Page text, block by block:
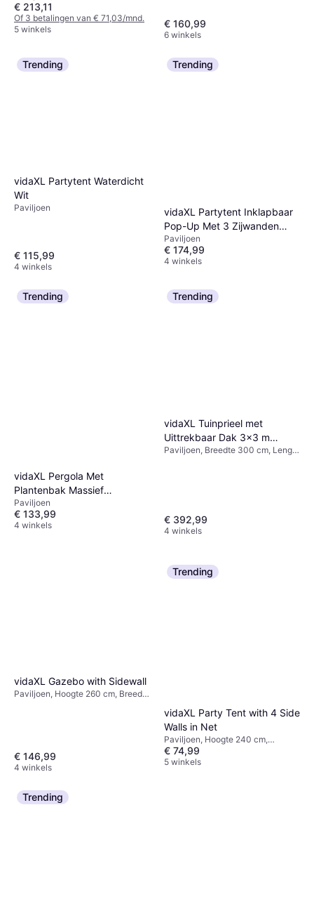
€ 213,11
Of 3 betalingen van € 71,03/mnd.
5 winkels
€ 160,99
6 winkels
Trending
vidaXL Partytent Waterdicht
Wit
Paviljoen
€ 115,99
4 winkels
Trending
vidaXL Partytent Inklapbaar
Pop-Up Met 3 Zijwanden
Zwart
Paviljoen
€ 174,99
4 winkels
Trending
vidaXL Pergola Met
Plantenbak Massief
Vurenhout
Paviljoen
€ 133,99
4 winkels
Trending
vidaXL Tuinprieel met
Uittrekbaar Dak 3x3 m
Taupe
Paviljoen, Breedte 300 cm, Lengte
€ 392,99
4 winkels
vidaXL Gazebo with Sidewall
Paviljoen, Hoogte 260 cm, Breedte
€ 146,99
4 winkels
Trending
vidaXL Party Tent with 4 Side
Walls in Net
Paviljoen, Hoogte 240 cm,
Breedte 200 cm, Lengte 200 cm
€ 74,99
5 winkels
Trending